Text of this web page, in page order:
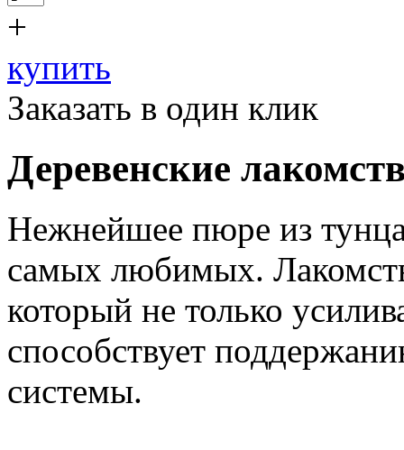
+
купить
Заказать в один клик
Деревенские
Нежнейшее пюре из
самых любимых.
который не только
способствует
системы.